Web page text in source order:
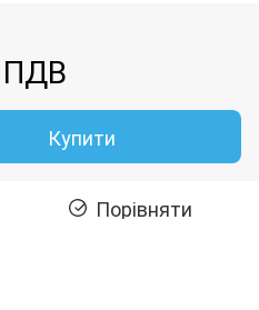
ПДВ
Купити
Порівняти